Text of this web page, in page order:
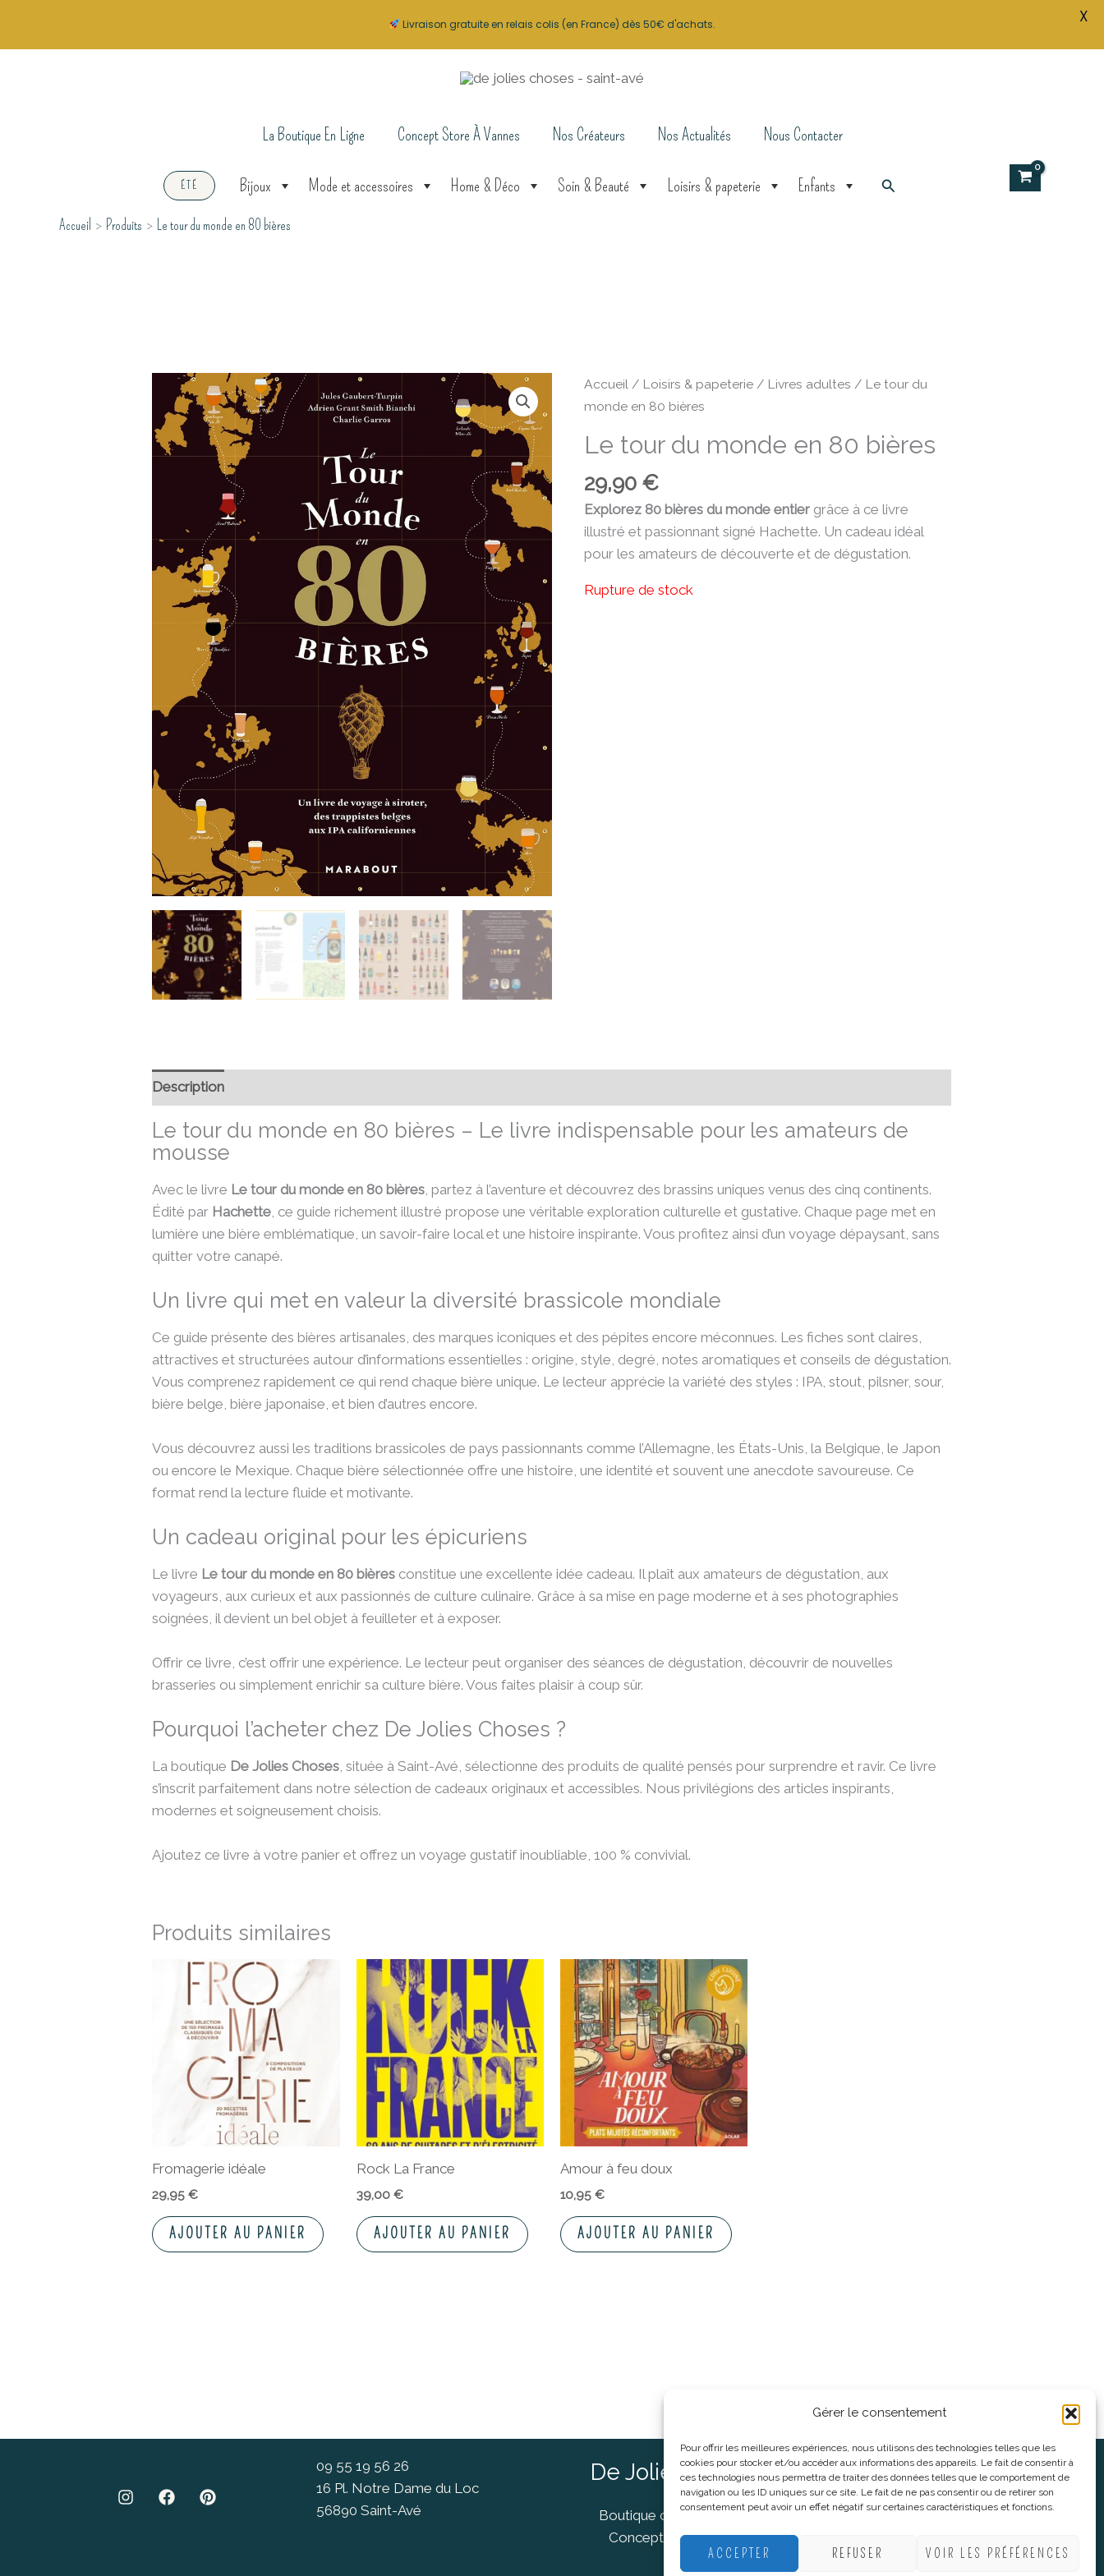
Gérer le consentement
Pour offrir les meilleures expériences, nous utilisons des technologies telles que les
cookies pour stocker et/ou accéder aux informations des appareils. Le fait de consentir à
ces technologies nous permettra de traiter des données telles que le comportement de
navigation ou les ID uniques sur ce site. Le fait de ne pas consentir ou de retirer son
consentement peut avoir un effet négatif sur certaines caractéristiques et fonctions.
ACCEPTER REFUSER VOIR LES PRÉFÉRENCES
La Boutique En Ligne Concept Store À Vannes Nos Créateurs Nos Actualités Nous Contacter
ÉTÉ Bijoux Mode et accessoires Home & Déco Soin & Beauté Loisirs & papeterie Enfants Rechercher
Accueil Produits Le tour du monde en 80 bières
Accueil/ Loisirs & papeterie/ Livres adultes / Le tour du
monde en 80 bières
Le tour du monde en 80 bières
29,90 €
Explorez 80 bières du monde entiergrâce à ce livre
illustré et passionnant signé Hachette. Un cadeau idéal
pour les amateurs de découverte et de dégustation.
Rupture de stock
Description
Le tour du monde en 80 bières – Le livre indispensable pour les amateurs de
mousse
Avec le livre Le tour du monde en 80 bières , partez à l’aventure et découvrez des brassins uniques venus des cinq continents.
Édité par Hachette , ce guide richement illustré propose une véritable exploration culturelle et gustative. Chaque page met en
lumière une bière emblématique, un savoir-faire local et une histoire inspirante. Vous profitez ainsi d’un voyage dépaysant, sans
quitter votre canapé.
Un livre qui met en valeur la diversité brassicole mondiale
Ce guide présente des bières artisanales, des marques iconiques et des pépites encore méconnues. Les fiches sont claires,
attractives et structurées autour d’informations essentielles : origine, style, degré, notes aromatiques et conseils de dégustation.
Vous comprenez rapidement ce qui rend chaque bière unique. Le lecteur apprécie la variété des styles : IPA, stout, pilsner, sour,
bière belge, bière japonaise, et bien d’autres encore.
Vous découvrez aussi les traditions brassicoles de pays passionnants comme l’Allemagne, les États-Unis, la Belgique, le Japon
ou encore le Mexique. Chaque bière sélectionnée offre une histoire, une identité et souvent une anecdote savoureuse. Ce
format rend la lecture fluide et motivante.
Un cadeau original pour les épicuriens
Le livre Le tour du monde en 80 bières constitue une excellente idée cadeau. Il plaît aux amateurs de dégustation, aux
voyageurs, aux curieux et aux passionnés de culture culinaire. Grâce à sa mise en page moderne et à ses photographies
soignées, il devient un bel objet à feuilleter et à exposer.
Offrir ce livre, c’est offrir une expérience. Le lecteur peut organiser des séances de dégustation, découvrir de nouvelles
brasseries ou simplement enrichir sa culture bière. Vous faites plaisir à coup sûr.
Pourquoi l’acheter chez De Jolies Choses ?
La boutique De Jolies Choses, située à Saint-Avé, sélectionne des produits de qualité pensés pour surprendre et ravir. Ce livre
s’inscrit parfaitement dans notre sélection de cadeaux originaux et accessibles. Nous privilégions des articles inspirants,
modernes et soigneusement choisis.
Ajoutez ce livre à votre panier et offrez un voyage gustatif inoubliable, 100 % convivial.
Produits similaires
Fromagerie idéale
29,95€
AJOUTER AU PANIER
Rock La France
39,00 €
AJOUTER AU PANIER
Amour à feu doux
10,95 €
AJOUTER AU PANIER
09 55 19 56 26
16 Pl. Notre Dame du Loc
56890 Saint-Avé
De Jolies Choses
Boutique cadeaux Vannes
Concept Store Vannes
Informations légales
CGV
Politique De Confidentialité
Livraison gratuite en relais colis (en France) dès 50€ d'achats. X